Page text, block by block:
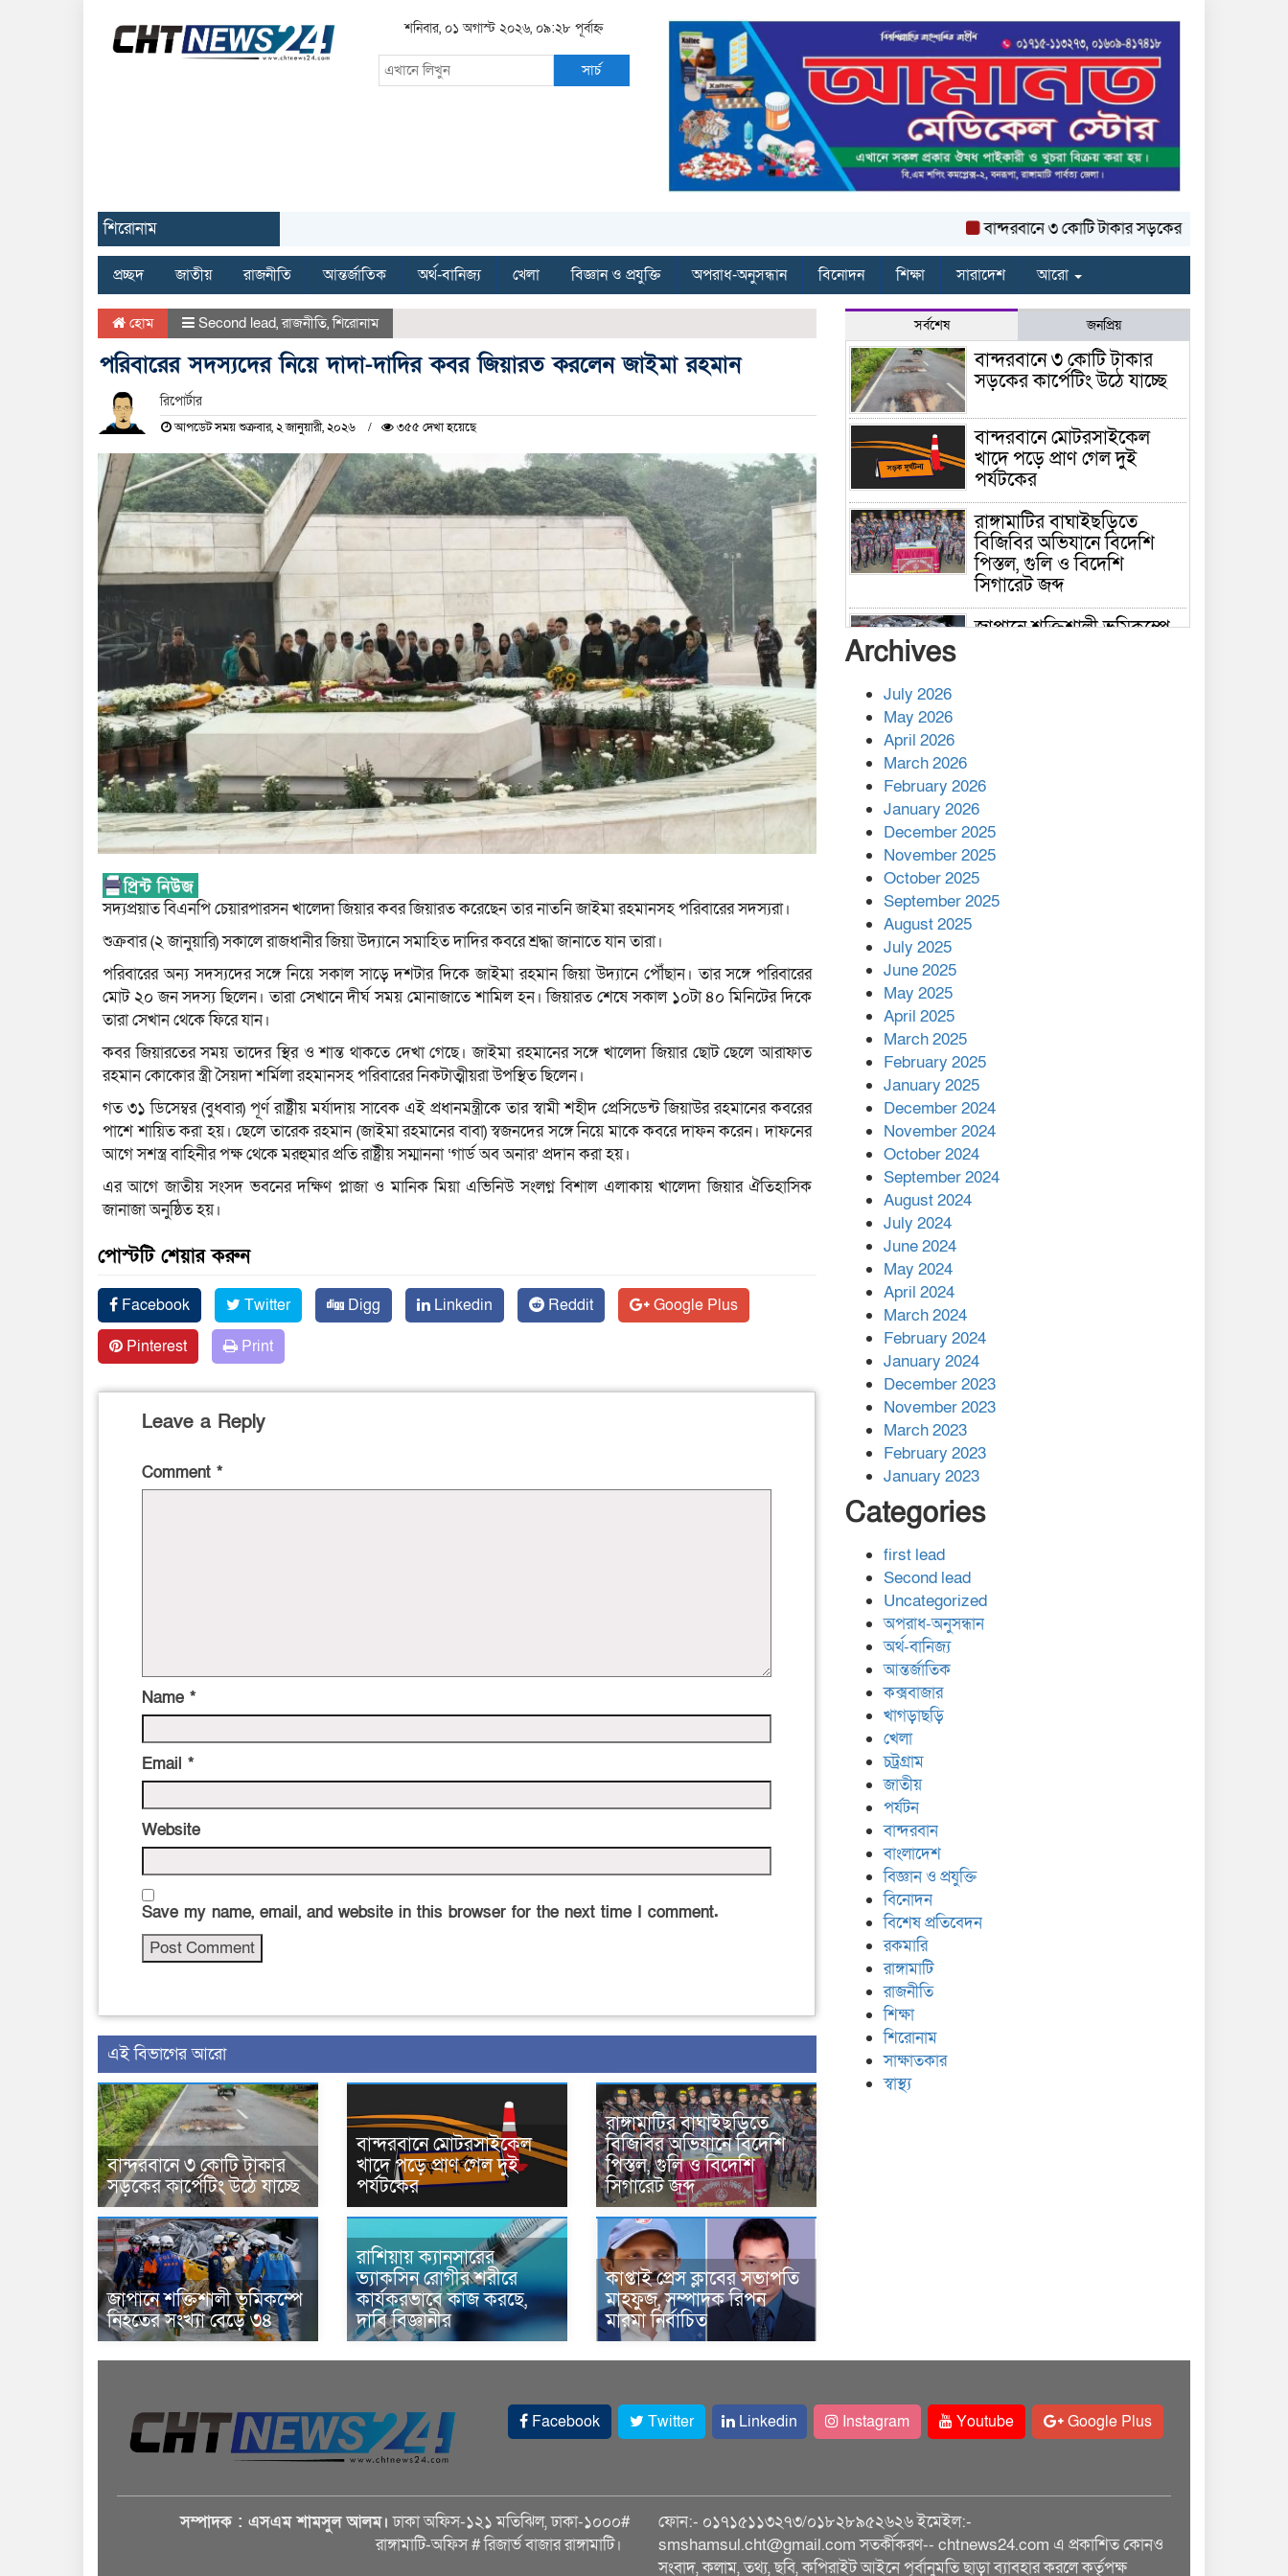
শনিবার, ০১ অগাস্ট ২০২৬, ০৯:২৮ পূর্বাহ্ন
সার্চ
শিরোনাম বান্দরবানে ৩ কোটি টাকার সড়কের কার্পেটিং উঠে যাচ্ছে
প্রচ্ছদ জাতীয় রাজনীতি আন্তর্জাতিক অর্থ-বানিজ্য খেলা বিজ্ঞান ও প্রযুক্তি অপরাধ-অনুসন্ধান বিনোদন শিক্ষা সারাদেশ আরো
হোম Second lead,রাজনীতি,শিরোনাম
পরিবারের সদস্যদের নিয়ে দাদা-দাদির কবর জিয়ারত করলেন জাইমা রহমান
রিপোর্টার
আপডেট সময় শুক্রবার, ২ জানুয়ারী, ২০২৬ ৩৫৫ দেখা হয়েছে
সদ্যপ্রয়াত বিএনপি চেয়ারপারসন খালেদা জিয়ার কবর জিয়ারত করেছেন তার নাতনি জাইমা রহমানসহ পরিবারের সদস্যরা।
শুক্রবার (২ জানুয়ারি) সকালে রাজধানীর জিয়া উদ্যানে সমাহিত দাদির কবরে শ্রদ্ধা জানাতে যান তারা।
পরিবারের অন্য সদস্যদের সঙ্গে নিয়ে সকাল সাড়ে দশটার দিকে জাইমা রহমান জিয়া উদ্যানে পৌঁছান। তার সঙ্গে পরিবারের
মোট ২০ জন সদস্য ছিলেন। তারা সেখানে দীর্ঘ সময় মোনাজাতে শামিল হন। জিয়ারত শেষে সকাল ১০টা ৪০ মিনিটের দিকে
তারা সেখান থেকে ফিরে যান।
কবর জিয়ারতের সময় তাদের স্থির ও শান্ত থাকতে দেখা গেছে। জাইমা রহমানের সঙ্গে খালেদা জিয়ার ছোট ছেলে আরাফাত
রহমান কোকোর স্ত্রী সৈয়দা শর্মিলা রহমানসহ পরিবারের নিকটাত্মীয়রা উপস্থিত ছিলেন।
গত ৩১ ডিসেম্বর (বুধবার) পূর্ণ রাষ্ট্রীয় মর্যাদায় সাবেক এই প্রধানমন্ত্রীকে তার স্বামী শহীদ প্রেসিডেন্ট জিয়াউর রহমানের কবরের
পাশে শায়িত করা হয়। ছেলে তারেক রহমান (জাইমা রহমানের বাবা) স্বজনদের সঙ্গে নিয়ে মাকে কবরে দাফন করেন। দাফনের
আগে সশস্ত্র বাহিনীর পক্ষ থেকে মরহুমার প্রতি রাষ্ট্রীয় সম্মাননা ‘গার্ড অব অনার’ প্রদান করা হয়।
এর আগে জাতীয় সংসদ ভবনের দক্ষিণ প্লাজা ও মানিক মিয়া এভিনিউ সংলগ্ন বিশাল এলাকায় খালেদা জিয়ার ঐতিহাসিক
জানাজা অনুষ্ঠিত হয়।
পোস্টটি শেয়ার করুন
Facebook Twitter Digg Linkedin Reddit
Google Plus
Pinterest
Print
Leave a Reply
Comment *
Name *
Email *
Website
Save my name, email, and website in this browser for the next time I comment.
এই বিভাগের আরো
বান্দরবানে ৩ কোটি টাকার
সড়কের কার্পেটিং উঠে যাচ্ছে
বান্দরবানে মোটরসাইকেল
খাদে পড়ে প্রাণ গেল দুই
পর্যটকের
রাঙ্গামাটির বাঘাইছড়িতে
বিজিবির অভিযানে বিদেশি
পিস্তল, গুলি ও বিদেশি
সিগারেট জব্দ
জাপানে শক্তিশালী ভূমিকম্পে
নিহতের সংখ্যা বেড়ে ৩৪
রাশিয়ায় ক্যানসারের
ভ্যাকসিন রোগীর শরীরে
কার্যকরভাবে কাজ করছে,
দাবি বিজ্ঞানীর
কাপ্তাই প্রেস ক্লাবের সভাপতি
মাহফুজ, সম্পাদক রিপন
মারমা নির্বাচিত
সর্বশেষ জনপ্রিয়
বান্দরবানে ৩ কোটি টাকার
সড়কের কার্পেটিং উঠে যাচ্ছে
বান্দরবানে মোটরসাইকেল
খাদে পড়ে প্রাণ গেল দুই
পর্যটকের
রাঙ্গামাটির বাঘাইছড়িতে
বিজিবির অভিযানে বিদেশি
পিস্তল, গুলি ও বিদেশি
সিগারেট জব্দ
জাপানে শক্তিশালী ভূমিকম্পে
কাপ্তাই প্রেস ক্লাবের সভাপতি
মাহফুজ, সম্পাদক রিপন মারমা
নির্বাচিত
মালয়েশিয়ার প্রধানমন্ত্রীকে চিঠি
দেয়ার পর ফোন তারেক
রহমানের,গ্যাস সঙ্কট
মোকাবিলায় সহায়তার আশ্বাস
এক বিলিয়ন ডলার বিনিয়োগ
হবে আনোয়ারায়
বান্দরবানে বন্যায় ক্ষতিগ্রস্তদের
মাঝে সহায়তা দিলেন সাচিং প্রু
জেরী
Archives
July 2026
May 2026
April 2026
March 2026
February 2026
January 2026
December 2025
November 2025
October 2025
September 2025
August 2025
July 2025
June 2025
May 2025
April 2025
March 2025
February 2025
January 2025
December 2024
November 2024
October 2024
September 2024
August 2024
July 2024
June 2024
May 2024
April 2024
March 2024
February 2024
January 2024
December 2023
November 2023
March 2023
February 2023
January 2023
Categories
first lead
Second lead
Uncategorized
অপরাধ-অনুসন্ধান
অর্থ-বানিজ্য
আন্তর্জাতিক
কক্সবাজার
খাগড়াছড়ি
খেলা
চট্রগ্রাম
জাতীয়
পর্যটন
বান্দরবান
বাংলাদেশ
বিজ্ঞান ও প্রযুক্তি
বিনোদন
বিশেষ প্রতিবেদন
রকমারি
রাঙ্গামাটি
রাজনীতি
শিক্ষা
শিরোনাম
সাক্ষাতকার
স্বাস্থ্য
Facebook Twitter Linkedin Instagram Youtube Google Plus
সম্পাদক : এসএম শামসুল আলম। ঢাকা অফিস-১২১ মতিঝিল, ঢাকা-১০০০#
রাঙ্গামাটি-অফিস # রিজার্ভ বাজার রাঙ্গামাটি।
ফোন:- ০১৭১৫১১৩২৭৩/০১৮২৮৯৫২৬২৬ ইমেইল:-
smshamsul.cht@gmail.com সতর্কীকরণ-- chtnews24.com এ প্রকাশিত কোনও
সংবাদ, কলাম, তথ্য, ছবি, কপিরাইট আইনে পূর্বানুমতি ছাড়া ব্যাবহার করলে কর্তৃপক্ষ